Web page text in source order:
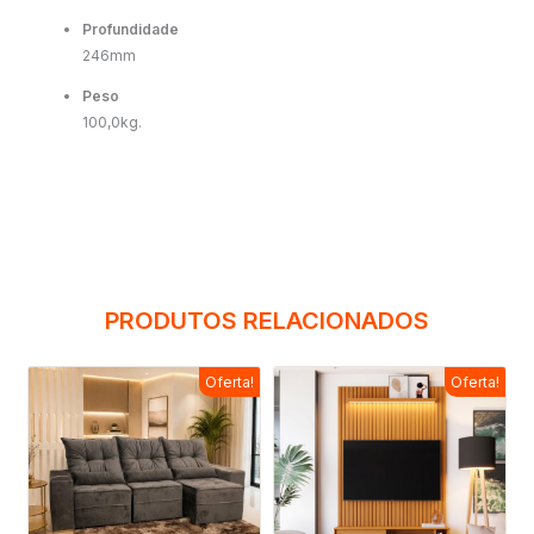
Profundidade
246mm
Peso
100,0kg.
PRODUTOS RELACIONADOS
Oferta! Oferta!